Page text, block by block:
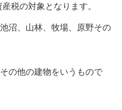
税の対象となります。
沼、山林、牧場、原野その
の他の建物をいうもので